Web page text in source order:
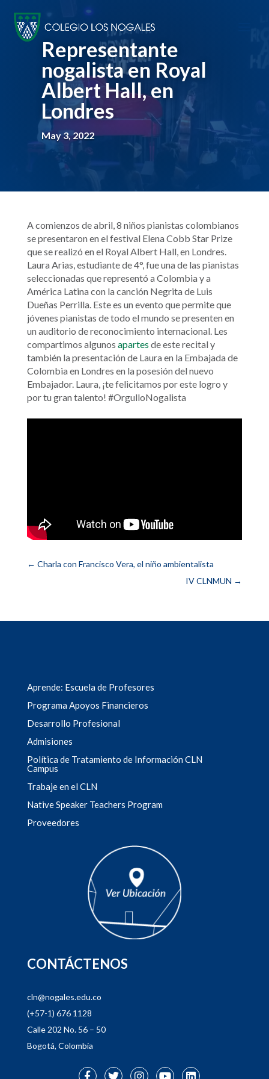
Representante
nogalista en Royal
Albert Hall, en
Londres
May 3, 2022
A comienzos de abril, 8 niños pianistas colombianos
se presentaron en el festival Elena Cobb Star Prize
que se realizó en el Royal Albert Hall, en Londres.
Laura Arias, estudiante de 4°, fue una de las pianistas
seleccionadas que representó a Colombia y a
América Latina con la canción Negrita de Luis
Dueñas Perrilla. Este es un evento que permite que
jóvenes pianistas de todo el mundo se presenten en
un auditorio de reconocimiento internacional. Les
compartimos algunos apartes de este recital y
también la presentación de Laura en la Embajada de
Colombia en Londres en la posesión del nuevo
Embajador. Laura, ¡te felicitamos por este logro y
por tu gran talento! #OrgulloNogalista
← Charla con Francisco Vera, el niño ambientalista
IV CLNMUN →
Aprende: Escuela de Profesores
Programa Apoyos Financieros
Desarrollo Profesional
Admisiones
Política de Tratamiento de Información CLN
Campus
Trabaje en el CLN
Native Speaker Teachers Program
Proveedores
CONTÁCTENOS
cln@nogales.edu.co
(+57-1) 676 1128
Calle 202 No. 56 – 50
Bogotá, Colombia